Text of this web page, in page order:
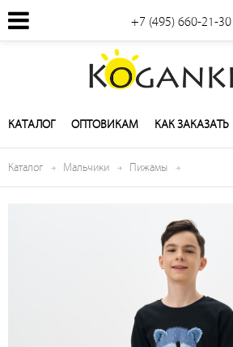
+7 (495) 660-21-30
КАТАЛОГ ОПТОВИКАМ КАК ЗАКАЗАТЬ
Каталог Мальчики Пижамы